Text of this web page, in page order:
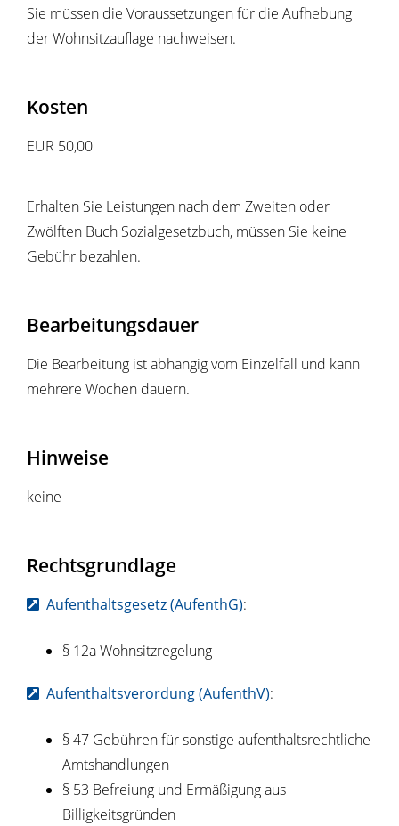
Sie müssen die Voraussetzungen für die Aufhebung
der Wohnsitzauflage nachweisen.
Kosten
EUR 50,00
Erhalten Sie Leistungen nach dem Zweiten oder
Zwölften Buch Sozialgesetzbuch, müssen Sie keine
Gebühr bezahlen.
Bearbeitungsdauer
Die Bearbeitung ist abhängig vom Einzelfall und kann
mehrere Wochen dauern.
Hinweise
keine
Rechtsgrundlage
Aufenthaltsgesetz (AufenthG):
§ 12a Wohnsitzregelung
Aufenthaltsverordung (AufenthV):
§ 47 Gebühren für sonstige aufenthaltsrechtliche
Amtshandlungen
§ 53 Befreiung und Ermäßigung aus
Billigkeitsgründen